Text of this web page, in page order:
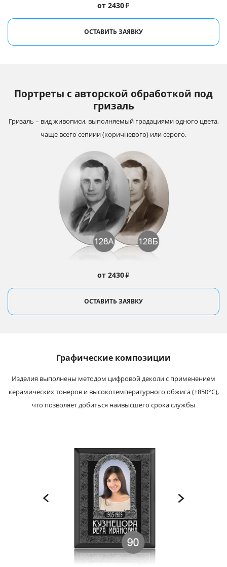
от 2430₽
ОСТАВИТЬ ЗАЯВКУ
Портреты с авторской обработкой под
гризаль
от 2430₽
Гризаль – вид живописи, выполняемый градациями одного цвета,
чаще всего сепиии (коричневого) или серого.
ОСТАВИТЬ ЗАЯВКУ
Графические композиции
Изделия выполнены методом цифровой деколи с применением
керамических тонеров и высокотемпературного обжига (+850°С),
что позволяет добиться наивысшего срока службы